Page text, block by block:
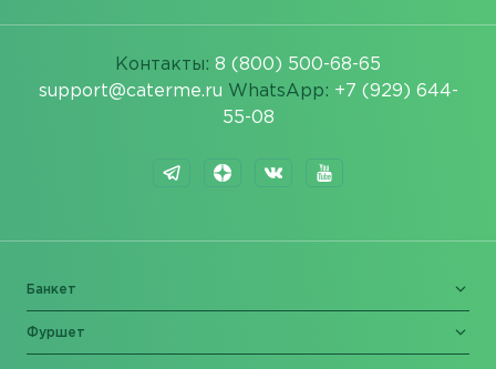
Контакты: 8 (800) 500-68-65
support@caterme.ru WhatsApp: +7 (929) 644-
55-08
Банкет
Фуршет